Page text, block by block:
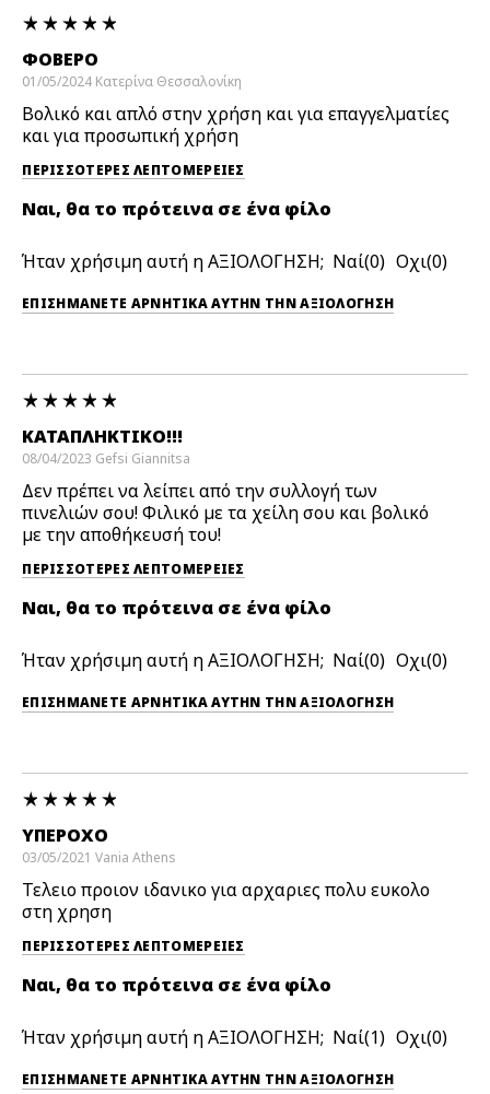
ΦΟΒΕΡΟ
01/05/2024 Κατερίνα Θεσσαλονίκη
Βολικό και απλό στην χρήση και για επαγγελματίες
και για προσωπική χρήση
ΠΕΡΙΣΣΌΤΕΡΕΣ ΛΕΠΤΟΜΈΡΕΙΕΣ
Ναι, θα το πρότεινα σε ένα φίλο
Ήταν χρήσιμη αυτή η ΑΞΙΟΛΟΓΗΣΗ; 0 0
ΕΠΙΣΗΜΆΝΕΤΕ ΑΡΝΗΤΙΚΆ ΑΥΤΉΝ ΤΗΝ ΑΞΙΟΛΟΓΗΣΗ
ΚΑΤΑΠΛΗΚΤΙΚΟ!!!
08/04/2023 Gefsi Giannitsa
Δεν πρέπει να λείπει από την συλλογή των
πινελιών σου! Φιλικό με τα χείλη σου και βολικό
με την αποθήκευσή του!
ΠΕΡΙΣΣΌΤΕΡΕΣ ΛΕΠΤΟΜΈΡΕΙΕΣ
Ναι, θα το πρότεινα σε ένα φίλο
Ήταν χρήσιμη αυτή η ΑΞΙΟΛΟΓΗΣΗ; 0 0
ΕΠΙΣΗΜΆΝΕΤΕ ΑΡΝΗΤΙΚΆ ΑΥΤΉΝ ΤΗΝ ΑΞΙΟΛΟΓΗΣΗ
ΥΠΕΡΟΧΟ
03/05/2021 Vania Athens
Τελειο προιον ιδανικο για αρχαριες πολυ ευκολο
στη χρηση
ΠΕΡΙΣΣΌΤΕΡΕΣ ΛΕΠΤΟΜΈΡΕΙΕΣ
Ναι, θα το πρότεινα σε ένα φίλο
Ήταν χρήσιμη αυτή η ΑΞΙΟΛΟΓΗΣΗ; 1 0
ΕΠΙΣΗΜΆΝΕΤΕ ΑΡΝΗΤΙΚΆ ΑΥΤΉΝ ΤΗΝ ΑΞΙΟΛΟΓΗΣΗ